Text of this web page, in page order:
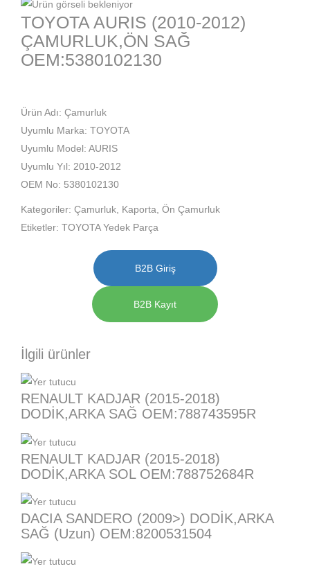
TOYOTA AURIS (2010-2012)
ÇAMURLUK,ÖN SAĞ
OEM:5380102130
Ürün Adı: Çamurluk
Uyumlu Marka: TOYOTA
Uyumlu Model: AURIS
Uyumlu Yıl: 2010-2012
OEM No: 5380102130
Kategoriler: Çamurluk Kaporta Ön Çamurluk
Etiketler: TOYOTA Yedek Parça
B2B Giriş
B2B Kayıt
İlgili ürünler
RENAULT KADJAR (2015-2018)
DODİK,ARKA SAĞ OEM:788743595R
RENAULT KADJAR (2015-2018)
DODİK,ARKA SOL OEM:788752684R
DACIA SANDERO (2009>) DODİK,ARKA
SAĞ (Uzun) OEM:8200531504